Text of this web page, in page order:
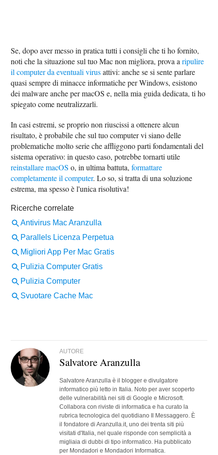
Se, dopo aver messo in pratica tutti i consigli che ti ho fornito,
noti che la situazione sul tuo Mac non migliora, prova aripulire
il computer da eventuali virusattivi: anche se si sente parlare
quasi sempre di minacce informatiche per Windows, esistono
dei malware anche per macOS e, nella mia guida dedicata, ti ho
spiegato come neutralizzarli.
In casi estremi, se proprio non riuscissi a ottenere alcun
risultato, è probabile che sul tuo computer vi siano delle
problematiche molto serie che affliggono parti fondamentali del
sistema operativo: in questo caso, potrebbe tornarti utile
reinstallare macOS o, in ultima battuta,formattare
completamente il computer. Lo so, si tratta di una soluzione
estrema, ma spesso è l'unica risolutiva!
AUTORE
Salvatore Aranzulla
Salvatore Aranzulla è il blogger e divulgatore
informatico più letto in Italia. Noto per aver scoperto
delle vulnerabilità nei siti di Google e Microsoft.
Collabora con riviste di informatica e ha curato la
rubrica tecnologica del quotidiano Il Messaggero. È
il fondatore di Aranzulla.it, uno dei trenta siti più
visitati d'Italia, nel quale risponde con semplicità a
migliaia di dubbi di tipo informatico. Ha pubblicato
per Mondadori e Mondadori Informatica.